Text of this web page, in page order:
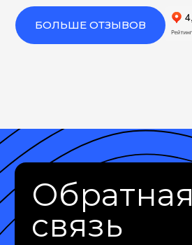
БОЛЬШЕ ОТЗЫВОВ
Обратная
связь